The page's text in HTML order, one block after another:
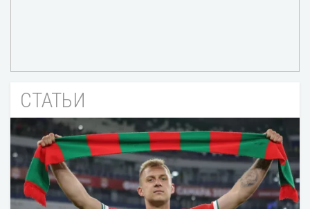
СТАТЬИ